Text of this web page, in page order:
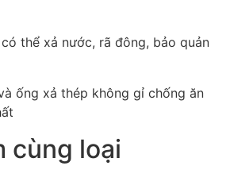
thể xả nước, rã đông, bảo quản
ống xả thép không gỉ chống ăn
cùng loại